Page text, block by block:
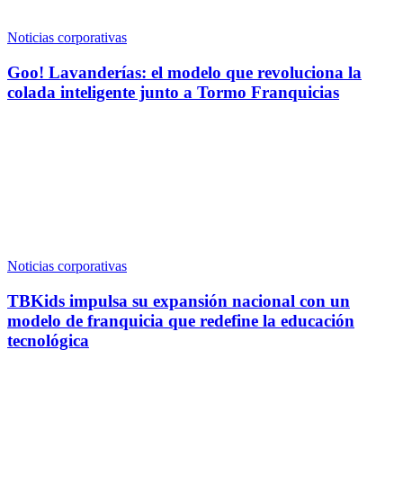
Noticias corporativas
Goo! Lavanderías: el modelo que revoluciona la
colada inteligente junto a Tormo Franquicias
Noticias corporativas
TBKids impulsa su expansión nacional con un
modelo de franquicia que redefine la educación
tecnológica